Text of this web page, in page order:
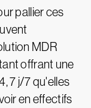
pallier ces
MDR
offrant une
7 j/7 qu'elles
en effectifs